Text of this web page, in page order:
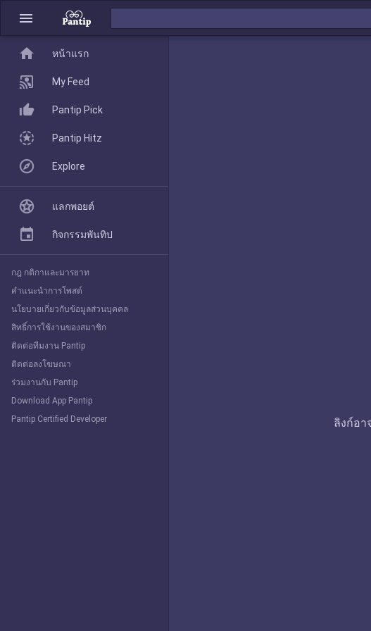
menu
ลิงก์อา
home
Pantip Pick
Explore
home หน้าแรก
My Feed
Pantip Pick
Pantip Hitz
Explore
แลกพอยต์
กิจกรรมพันทิป
กฎ กติกาและมารยาท
คำแนะนำการโพสต์
นโยบายเกี่ยวกับข้อมูลส่วนบุคคล
สิทธิ์การใช้งานของสมาชิก
ติดต่อทีมงาน Pantip
ติดต่อลงโฆษณา
ร่วมงานกับ Pantip
Download App Pantip
Pantip Certified Developer